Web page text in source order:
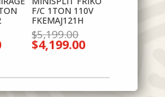
El
$5,999.00.
F/C 1TON 110V
FKEMAJ121H
$5,199.00El
precio
original
$4,199.00El
$4,199.00.